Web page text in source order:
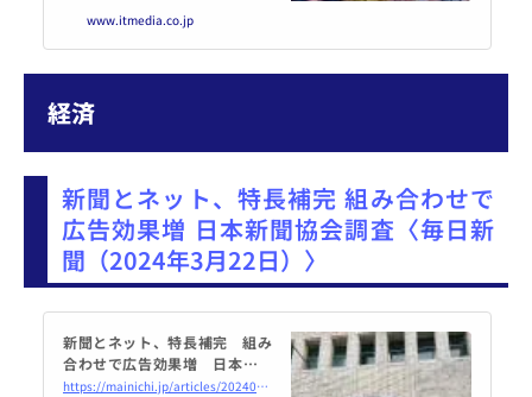
なポストをX上に投稿した。一部
ユーザーから「商品イラストに生
成AIを使っているのではないか」
www.itmedia.co.jp
経済
新聞とネット、特長補完 組み合わせで
広告効果増 日本新聞協会調査〈毎日新
聞（2024年3月22日）〉
新聞とネット、特長補完 組み
合わせで広告効果増 日本新聞
協会調査 | 毎日新聞
https://mainichi.jp/articles/20240322/k00/00m/040/330000c